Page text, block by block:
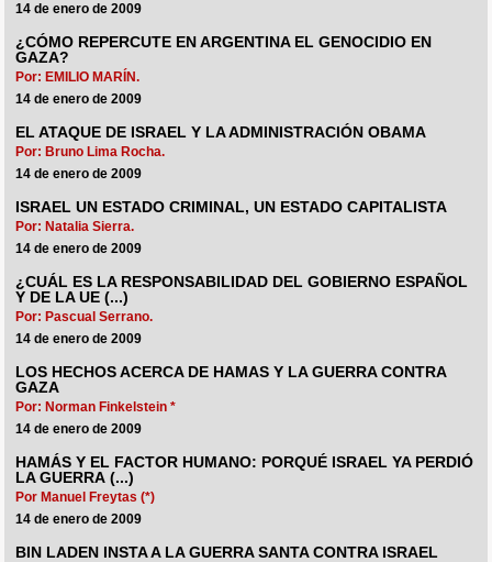
14 de enero de 2009
¿CÓMO REPERCUTE EN ARGENTINA EL GENOCIDIO EN
GAZA?
Por: EMILIO MARÍN.
14 de enero de 2009
EL ATAQUE DE ISRAEL Y LA ADMINISTRACIÓN OBAMA
Por: Bruno Lima Rocha.
14 de enero de 2009
ISRAEL UN ESTADO CRIMINAL, UN ESTADO CAPITALISTA
Por: Natalia Sierra.
14 de enero de 2009
¿CUÁL ES LA RESPONSABILIDAD DEL GOBIERNO ESPAÑOL
Y DE LA UE (...)
Por: Pascual Serrano.
14 de enero de 2009
LOS HECHOS ACERCA DE HAMAS Y LA GUERRA CONTRA
GAZA
Por: Norman Finkelstein *
14 de enero de 2009
HAMÁS Y EL FACTOR HUMANO: PORQUÉ ISRAEL YA PERDIÓ
LA GUERRA (...)
Por Manuel Freytas (*)
14 de enero de 2009
BIN LADEN INSTA A LA GUERRA SANTA CONTRA ISRAEL